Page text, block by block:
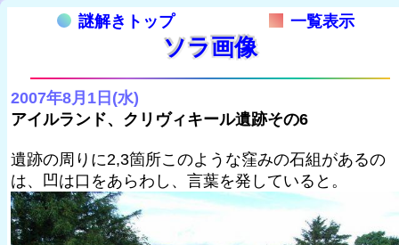
謎解きトップ 一覧表示
ソラ画像
2007年8月1日(水)
アイルランド、クリヴィキール遺跡その6
遺跡の周りに2,3箇所このような窪みの石組があるの
は、凹は口をあらわし、言葉を発していると。